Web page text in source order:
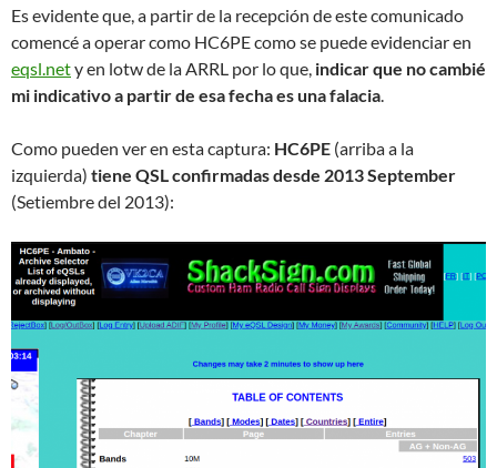
Es evidente que, a partir de la recepción de este comunicado
comencé a operar como HC6PE como se puede evidenciar en
eqsl.nety en lotw de la ARRL por lo que, indicar que no cambié
mi indicativo a partir de esa fecha es una falacia
Como pueden ver en esta captura: HC6PE (arriba a la
izquierda) tiene QSL confirmadas desde 2013 September
(Setiembre del 2013):